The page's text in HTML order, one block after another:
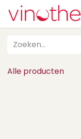
Overslaan naar inhoud
Alle producten